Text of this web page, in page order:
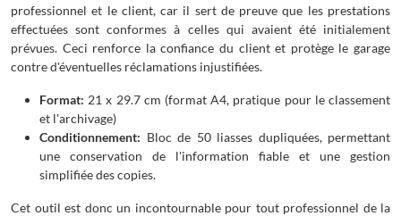
professionnel et le client, car il sert de preuve que les prestations
effectuées sont conformes à celles qui avaient été initialement
prévues. Ceci renforce la confiance du client et protège le garage
contre d'éventuelles réclamations injustifiées.
Format: 21 x 29.7 cm (format A4, pratique pour le classement
et l'archivage)
Conditionnement: Bloc de 50 liasses dupliquées, permettant
une conservation de l'information fiable et une gestion
simplifiée des copies.
Cet outil est donc un incontournable pour tout professionnel de la